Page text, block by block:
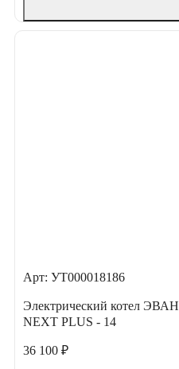
Арт: УТ000018186
Электрический котел ЭВАН
NEXT PLUS - 14
36 100 ₽